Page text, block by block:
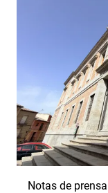
Notas de prensa